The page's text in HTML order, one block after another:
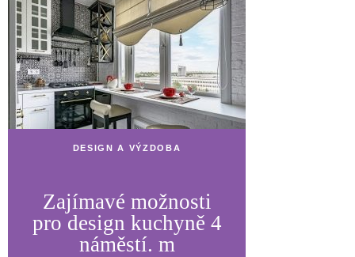
DESIGN A VÝZDOBA
Zajímavé možnosti
pro design kuchyně 4
náměstí. m